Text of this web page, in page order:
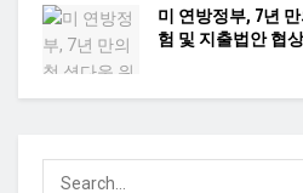
미 연방정부, 7년
험 및 지출법안 협